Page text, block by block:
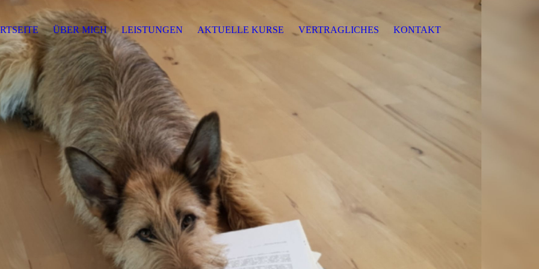
ÜBER MICH LEISTUNGEN AKTUELLE KURSE VERTRAGLICHES KONTAKT